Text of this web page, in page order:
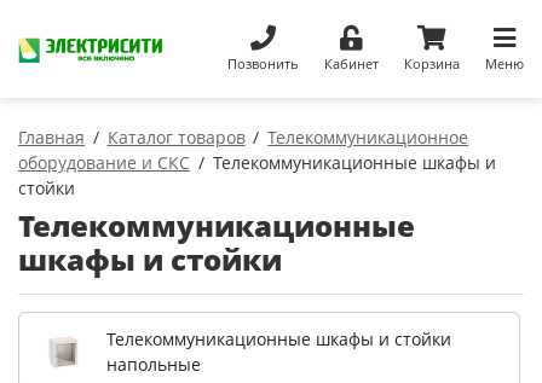
Позвонить Кабинет Корзина Меню
Главная Каталог товаров
Телекоммуникационное
оборудование и СКС
Телекоммуникационные шкафы и
стойки
Телекоммуникационные
шкафы и стойки
Телекоммуникационные шкафы и стойки
напольные